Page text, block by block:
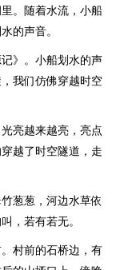
。随着水流，小船
的声音。
》。小船划水的声
我们仿佛穿越时空
亮越来越亮，亮点
越了时空隧道，走
葱葱，河边水草依
，若有若无。
村前的石桥边，有